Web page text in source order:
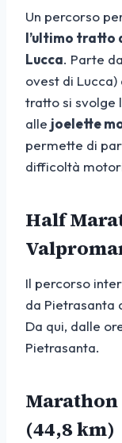
Un percorso
l’ultimo tratto
Lucca. Parte
ovest di Lucca)
tratto si svolge
alle joelette
permette di
difficoltà
Half
Il percorso
da Pietrasanta
Da qui, dalle
Pietrasanta.
(44,8 km)